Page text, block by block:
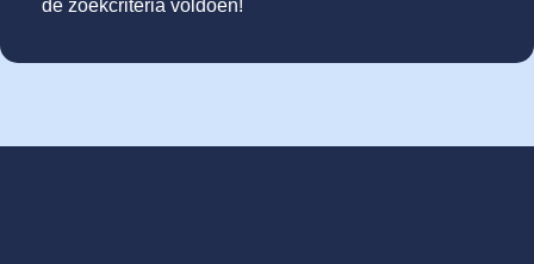
de zoekcriteria voldoen!